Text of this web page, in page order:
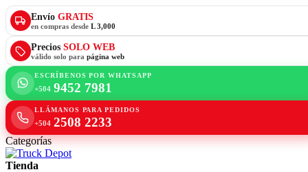
Envío GRATIS
en compras desde L 3,000
Precios SOLO WEB
válido solo para página web
ESCRÍBENOS POR WHATSAPP
+504 9452 7981
LLÁMANOS PARA PEDIDOS
+504 2508 2233
Categorías
Tienda